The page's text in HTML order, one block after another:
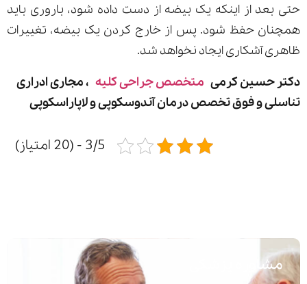
حتی بعد از اینکه یک بیضه از دست داده شود، باروری باید
همچنان حفظ شود. پس از خارج کردن یک بیضه، تغییرات
ظاهری آشکاری ایجاد نخواهد شد.
دکتر حسین کرمی متخصص جراحی کلیه ، مجاری ادراری
تناسلی و فوق تخصص درمان آندوسکوپی و لاپاراسکوپی
3/5 - (20 امتیاز)
مشاوره پزشکی